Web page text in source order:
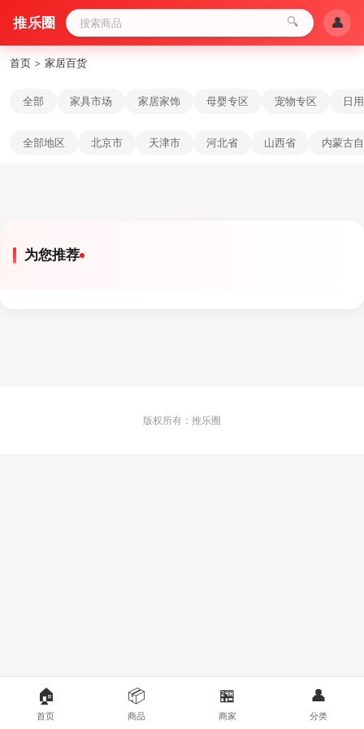
推乐圈 🔍 👤
首页 > 家居百货
全部 家具市场 家居家饰 母婴专区 宠物专区 日
全部地区 北京市 天津市 河北省 山西省 内蒙古
为您推荐
版权所有：推乐圈
🏠
首页
📦
商品
🏪
商家
👤
分类